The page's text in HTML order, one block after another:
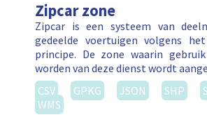
Zipcar zone
Zipcar is een systeem van
gedeelde voertuigen volgens
principe. De zone waarin
worden van deze dienst wordt
CSV
GPKG JSON SHP
WMS